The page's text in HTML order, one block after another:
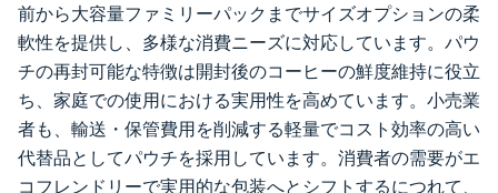
前から大容量ファミリーパックまでサイズオプションの柔
軟性を提供し、多様な消費ニーズに対応しています。パウ
チの再封可能な特徴は開封後のコーヒーの鮮度維持に役立
ち、家庭での使用における実用性を高めています。小売業
者も、輸送・保管費用を削減する軽量でコスト効率の高い
代替品としてパウチを採用しています。消費者の需要がエ
コフレンドリーで実用的な包装へとシフトするにつれて、